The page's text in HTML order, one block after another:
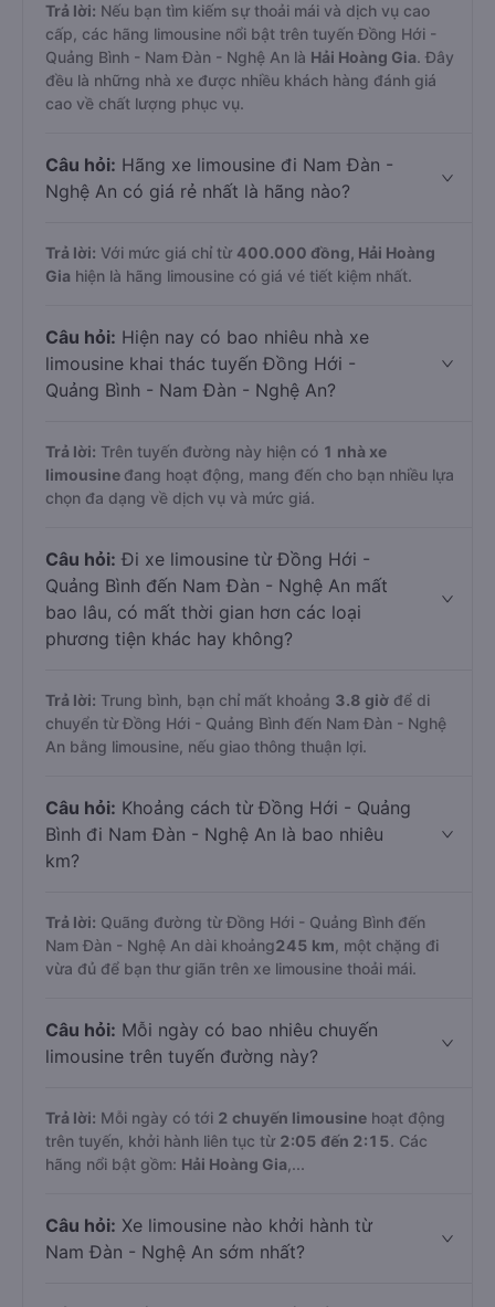
Trả lời: Nếu bạn tìm kiếm sự thoải mái và dịch vụ cao
cấp, các hãng limousine nổi bật trên tuyến Đồng Hới -
Quảng Bình - Nam Đàn - Nghệ An là Hải Hoàng Gia. Đây
đều là những nhà xe được nhiều khách hàng đánh giá
cao về chất lượng phục vụ.
Câu hỏi: Hãng xe limousine đi Nam Đàn -
Nghệ An có giá rẻ nhất là hãng nào?
Trả lời: Với mức giá chỉ từ 400.000 đồng, Hải Hoàng
Gia hiện là hãng limousine có giá vé tiết kiệm nhất.
Câu hỏi: Hiện nay có bao nhiêu nhà xe
limousine khai thác tuyến Đồng Hới -
Quảng Bình - Nam Đàn - Nghệ An?
Trả lời: Trên tuyến đường này hiện có 1 nhà xe
limousine đang hoạt động, mang đến cho bạn nhiều lựa
chọn đa dạng về dịch vụ và mức giá.
Câu hỏi: Đi xe limousine từ Đồng Hới -
Quảng Bình đến Nam Đàn - Nghệ An mất
bao lâu, có mất thời gian hơn các loại
phương tiện khác hay không?
Trả lời: Trung bình, bạn chỉ mất khoảng 3.8 giờ để di
chuyển từ Đồng Hới - Quảng Bình đến Nam Đàn - Nghệ
An bằng limousine, nếu giao thông thuận lợi.
Câu hỏi: Khoảng cách từ Đồng Hới - Quảng
Bình đi Nam Đàn - Nghệ An là bao nhiêu
km?
Trả lời: Quãng đường từ Đồng Hới - Quảng Bình đến
Nam Đàn - Nghệ An dài khoảng245 km , một chặng đi
vừa đủ để bạn thư giãn trên xe limousine thoải mái.
Câu hỏi: Mỗi ngày có bao nhiêu chuyến
limousine trên tuyến đường này?
Trả lời: Mỗi ngày có tới 2 chuyến limousine hoạt động
trên tuyến, khởi hành liên tục từ 2:05 đến 2:15. Các
hãng nổi bật gồm: Hải Hoàng Gia ,...
Câu hỏi: Xe limousine nào khởi hành từ
Nam Đàn - Nghệ An sớm nhất?